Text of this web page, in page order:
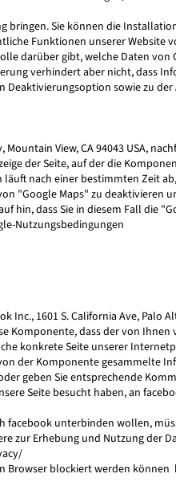
bringen. Sie können die
Funktionen unserer
darüber gibt, welche Daten
verhindert aber nicht, dass
sowie zu
View, CA 94043 USA,
der Seite, auf der die
nach einer bestimmten Zeit
"Google Maps" zu deaktivieren
hin, dass Sie in diesem Fall die
Nutzungsbedingungen
1601 S. California Ave, Palo
Komponente, dass der von
konkrete Seite unserer
der Komponente gesammelte
geben Sie entsprechende
Seite besucht haben, an
unterbinden wollen,
zur Erhebung und Nutzung der
Browser blockiert werden können